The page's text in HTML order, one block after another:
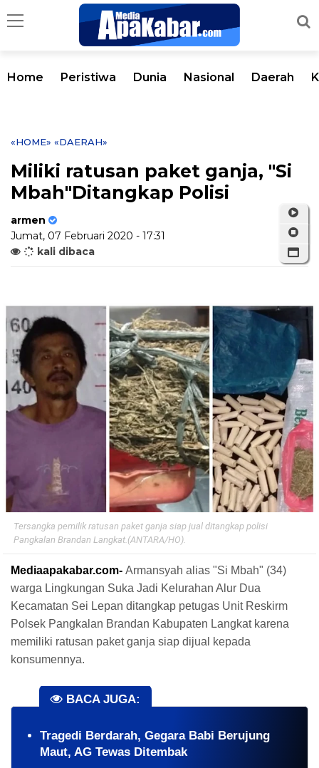
Home Peristiwa Dunia Nasional Daerah
«HOME» «DAERAH»
Miliki ratusan paket ganja, "Si
Mbah"Ditangkap Polisi
armen
Jumat, 07 Februari 2020 - 17:31
kali dibaca
Tersangka pemilik ratusan paket ganja siap jual ditangkap polisi
Pangkalan Brandan Langkat.(ANTARA/HO).
Mediaapakabar.com- Armansyah alias "Si Mbah" (34)
warga Lingkungan Suka Jadi Kelurahan Alur Dua
Kecamatan Sei Lepan ditangkap petugas Unit Reskirm
Polsek Pangkalan Brandan Kabupaten Langkat karena
memiliki ratusan paket ganja siap dijual kepada
konsumennya.
BACA JUGA:
Tragedi Berdarah, Gegara Babi Berujung
Maut, AG Tewas Ditembak